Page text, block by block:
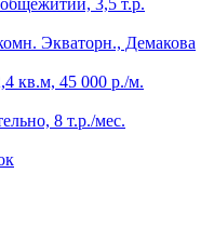
3,5 т.р.
Экваторн., Демакова
кв.м, 45 000 р./м.
8 т.р./мес.